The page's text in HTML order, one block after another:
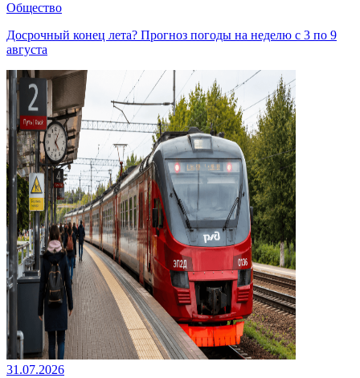
Общество
Досрочный конец лета? Прогноз погоды на неделю с 3 по 9
августа
31.07.2026